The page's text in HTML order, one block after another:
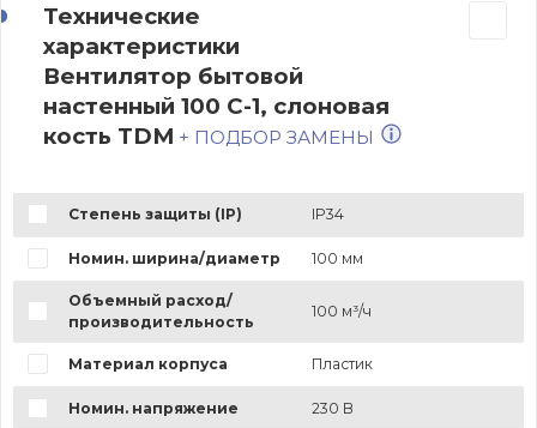
Технические
характеристики
Вентилятор бытовой
настенный 100 С-1, слоновая
кость TDM + ПОДБОР ЗАМЕНЫ
Степень защиты (IP) IP34
Номин. ширина/диаметр 100 мм
Объемный расход/
производительность
100 м³/ч
Материал корпуса Пластик
Номин. напряжение 230 В